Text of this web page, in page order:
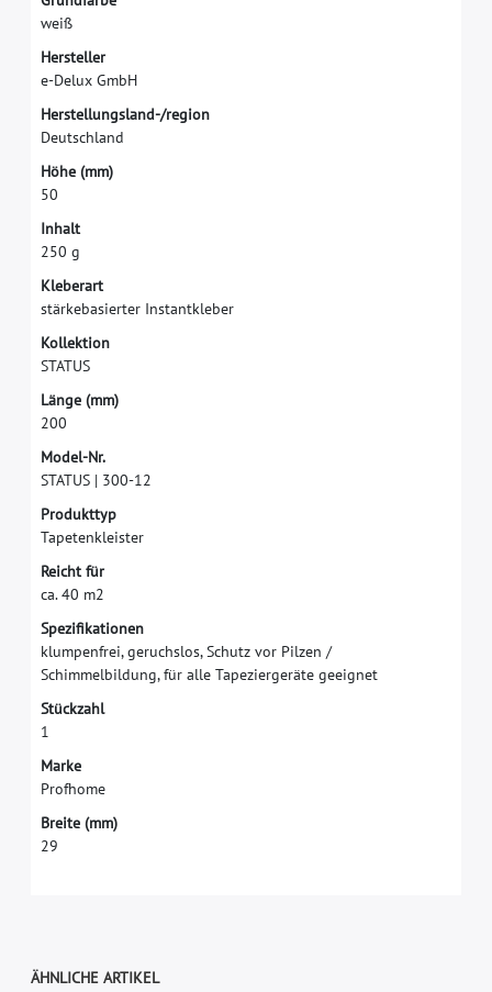
weiß
Hersteller
e-Delux GmbH
Herstellungsland-/region
Deutschland
Höhe (mm)
50
Inhalt
250 g
Kleberart
stärkebasierter Instantkleber
Kollektion
STATUS
Länge (mm)
200
Model-Nr.
STATUS | 300-12
Produkttyp
Tapetenkleister
Reicht für
ca. 40 m2
Spezifkationen
klumpenfrei, geruchslos, Schutz vor Pilzen /
Schimmelbildung, für alle Tapeziergeräte geeignet
Stückzahl
1
Marke
Profhome
Breite (mm)
29
ÄHNLICHE ARTIKEL